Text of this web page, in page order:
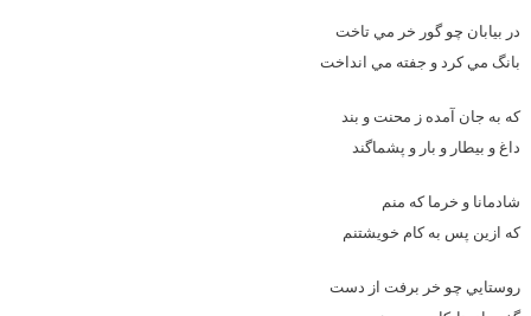
در بيابان چو گور خر مي تاخت
بانگ مي کرد و جفته مي انداخت
که به جان آمده ز محنت و بند
داغ و بيطار و بار و پشماگند
شادمانا و خرما که منم
که ازين پس به کام خويشتنم
روستايي چو خر برفت از دست